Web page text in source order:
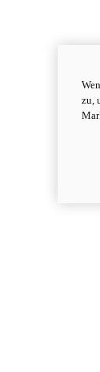
zu,